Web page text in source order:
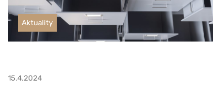
Aktuality
15.4.2024